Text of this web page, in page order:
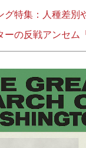
グ特集：人種差別
の反戦アンセム